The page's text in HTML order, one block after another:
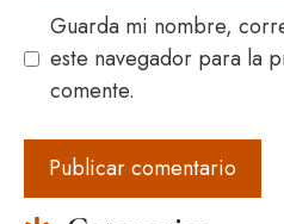
Guarda mi nombre,
este navegador para la
comente.